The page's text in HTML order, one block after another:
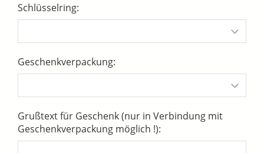
Schlüsselring:
Geschenkverpackung:
Grußtext für Geschenk (nur in Verbindung mit
Geschenkverpackung möglich !):